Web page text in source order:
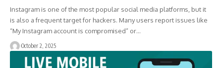
Instagram is one of the most popular social media platforms, but it
is also a frequent target for hackers. Many users report issues like
“My Instagram account is compromised” or…
October 2, 2025